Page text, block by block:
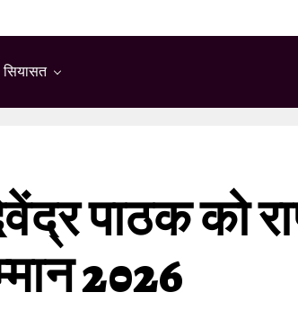
सियासत
पाठक को
2026